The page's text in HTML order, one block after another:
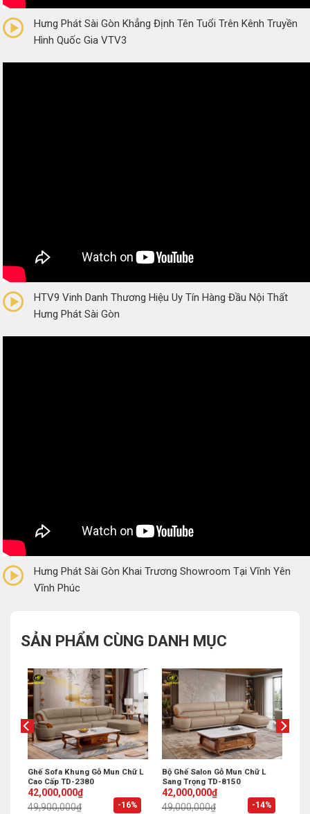
Hưng Phát Sài Gòn Khẳng Định Tên Tuổi Trên Kênh Truyền
Hình Quốc Gia VTV3
(0 Reviews)
HTV9 Vinh Danh Thương Hiệu Uy Tín Hàng Đầu Nội Thất
Hưng Phát Sài Gòn
(0 Reviews)
Hưng Phát Sài Gòn Khai Trương Showroom Tại Vĩnh Yên
Vĩnh Phúc
SẢN PHẨM CÙNG DANH MỤC
-16%
Ghế Sofa Khung Gỗ Mun Chữ L
Cao Cấp TD-2380
49,900,000₫
Original
price
was:
42,000,000₫
Current
price
is:
-14%
Bộ Ghế Salon Gỗ Mun Chữ L
Sang Trọng TD-8150
49,000,000₫
Original
price
was:
42,000,000₫
Current
price
is: